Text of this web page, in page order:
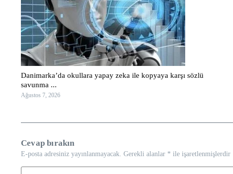
Danimarka’da okullara yapay zeka ile kopyaya karşı sözlü
savunma ...
Ağustos 7, 2026
Cevap bırakın
E-posta adresiniz yayınlanmayacak. Gerekli alanlar * ile işaretlenmişlerdir